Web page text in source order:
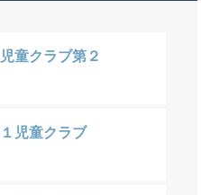
童クラブ第２
児童クラブ